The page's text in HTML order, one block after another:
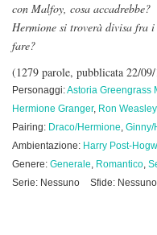
con Malfoy, cosa accadrebbe?
Hermione si troverà divisa fra
fare?
(1279 parole, pubblicata 22/
Personaggi:Astoria Greengrass
Hermione Granger, Ron Weasley
Pairing: Draco/Hermione, Ginny/
Ambientazione: Harry Post-
Genere: Generale, Romantico,
Serie: Nessuno
Sfide: Nessuno